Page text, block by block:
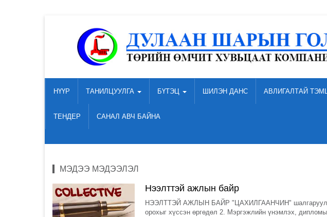
НҮҮР ТАНИЛЦУУЛГА БҮТЭЦ ШИЛЭН ДАНС АВЛИГАЛТАЙ
ТЕНДЕР САНАЛ АВЧ БАЙНА
МЭДЭЭ МЭДЭЭЛЭЛ
Нээлттэй ажлын байр
НЭЭЛТТЭЙ АЖЛЫН БАЙР "ЦАХИЛГААНЧИН" шалгаруулж
орохыг хүссэн өргөдөл 2. Мэргэжлийн үнэмлэх,